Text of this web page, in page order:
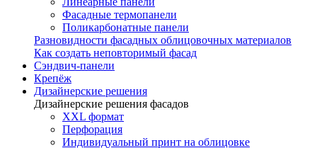
Фасадные термопанели
Поликарбонатные панели
Разновидности фасадных облицовочных материалов
Как создать неповторимый фасад
Сэндвич-панели
Крепёж
Дизайнерские решения
Дизайнерские решения фасадов
XXL формат
Перфорация
Индивидуальный принт на облицовке